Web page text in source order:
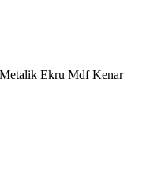
Ekru Mdf Kenar